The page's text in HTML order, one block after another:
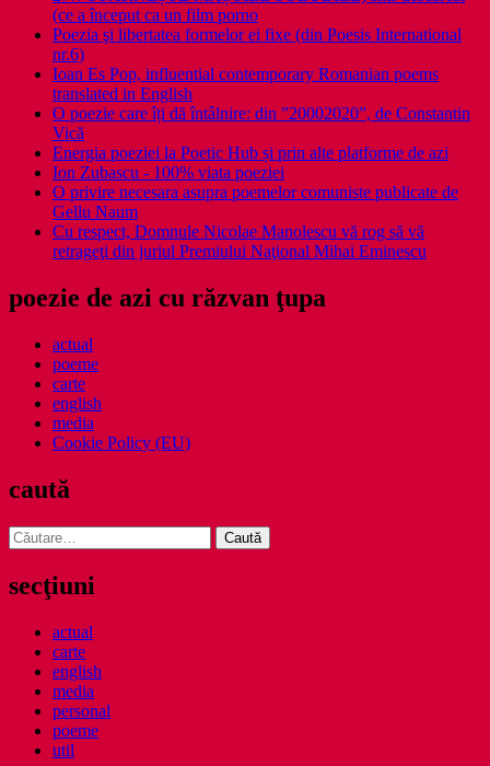
(ce a început ca un film porno
Poezia şi libertatea formelor ei fixe (din Poesis International
nr.6)
Ioan Es Pop, influential contemporary Romanian poems
translated in English
O poezie care îți dă întâlnire: din ”20002020”, de Constantin
Vică
Energia poeziei la Poetic Hub și prin alte platforme de azi
Ion Zubascu - 100% viata poeziei
O privire necesara asupra poemelor comuniste publicate de
Gellu Naum
Cu respect, Domnule Nicolae Manolescu vă rog să vă
retrageţi din juriul Premiului Naţional Mihai Eminescu
poezie de azi cu răzvan ţupa
actual
poeme
carte
english
media
Cookie Policy (EU)
caută
Caută
după:
secţiuni
actual
carte
english
media
personal
poeme
util